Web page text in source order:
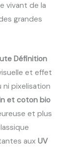
vivant de la
grandes
Définition
et effet
ni pixelisation
et coton bio
et plus
aux UV